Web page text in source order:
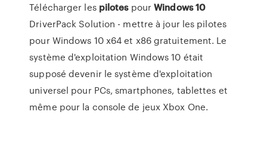
Télécharger les pilotespourWindows10
DriverPack Solution - mettre à jour les pilotes
pour Windows 10 x64 et x86 gratuitement. Le
système d'exploitation Windows 10 était
supposé devenir le système d'exploitation
universel pour PCs, smartphones, tablettes et
même pour la console de jeux Xbox One.